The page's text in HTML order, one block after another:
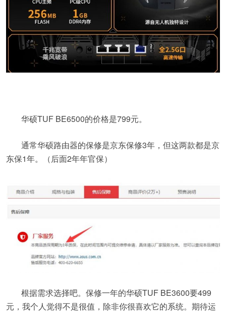
华硕TUF BE6500的价格是799元。
通常华硕路由器的保修是京东保修3年 ， 但这两款都是京
东保1年。（后面2年年官保）
根据需求选择吧。保修一年的华硕TUF BE3600要499
元，我个人觉得不是很值，除非你很喜欢它的系统。期待运